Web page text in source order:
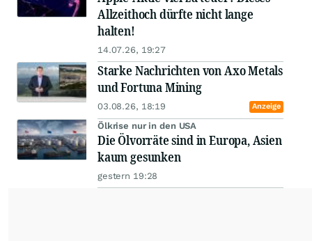
Allzeithoch dürfte nicht lange
halten!
14.07.26, 19:27
Starke Nachrichten von Axo Metals
und Fortuna Mining
03.08.26, 18:19 Anzeige
Ölkrise nur in den USA
Die Ölvorräte sind in Europa, Asien
kaum gesunken
gestern 19:28